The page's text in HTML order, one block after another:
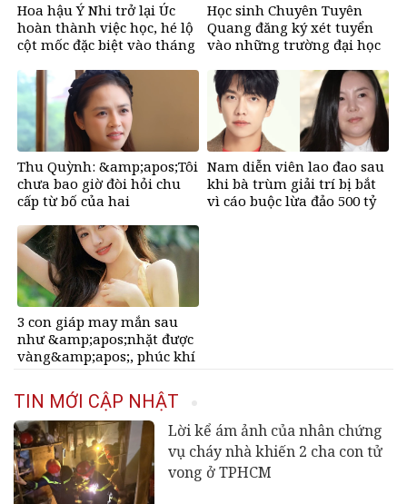
Hoa hậu Ý Nhi trở lại Úc
hoàn thành việc học, hé lộ
cột mốc đặc biệt vào tháng
Học sinh Chuyên Tuyên
Quang đăng ký xét tuyển
vào những trường đại học
Thu Quỳnh: &amp;apos;Tôi
chưa bao giờ đòi hỏi chu
cấp từ bố của hai
Nam diễn viên lao đao sau
khi bà trùm giải trí bị bắt
vì cáo buộc lừa đảo 500 tỷ
3 con giáp may mắn sau
như &amp;apos;nhặt được
vàng&amp;apos;, phúc khí
một đêm sau ngày 6/8/2026
TIN MỚI CẬP NHẬT
Lời kể ám ảnh của nhân chứng
vụ cháy nhà khiến 2 cha con tử
vong ở TPHCM